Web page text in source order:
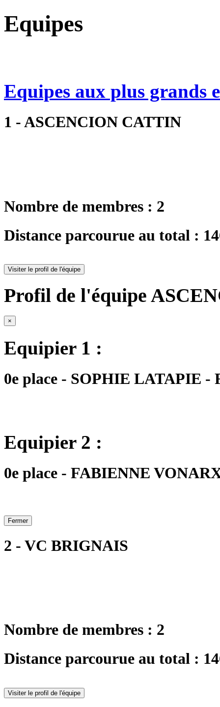
Equipes
Equipes aux plus grands
1 - ASCENCION CATTIN
Nombre de membres : 2
Distance parcourue au total :
Visiter le profil de l'équipe
Profil de l'équipe
×
Equipier 1 :
0e place - SOPHIE LATAPIE -
Equipier 2 :
0e place - FABIENNE
Fermer
2 - VC BRIGNAIS
Nombre de membres : 2
Distance parcourue au total :
Visiter le profil de l'équipe